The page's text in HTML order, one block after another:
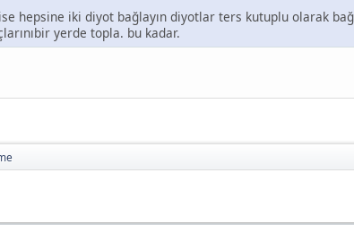
hepsine iki diyot bağlayın diyotlar ters kutuplu olarak
yerde topla. bu kadar.